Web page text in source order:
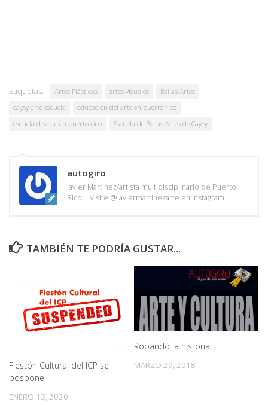
Etiquetas: Artes Plásticas artes visuales
Bellas Artes
cayey arte escuela
educación del arte en puerto rico
escuela de arte en puerto rico
Escuela de Bellas Artes de Cayey
autogiro
Javier Martínez/artista multidisciplinario de Puerto
Rico | Visite @javiermartinezarte en Instagram
TAMBIÉN TE PODRÍA GUSTAR...
Fiestón Cultural del ICP se
pospone
ENERO 13, 2020
Robando la historia
MARZO 29, 2018